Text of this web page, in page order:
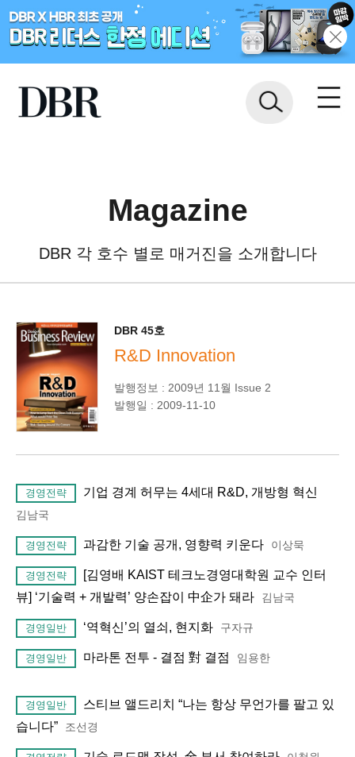
Magazine
DBR 각 호수 별로 매거진을 소개합니다
DBR 45호
R&D Innovation
발행정보 : 2009년 11월 Issue 2
발행일 : 2009-11-10
경영전략 기업 경계 허무는 4세대 R&D, 개방형 혁신
김남국
경영전략 과감한 기술 공개, 영향력 키운다 이상묵
경영전략
[김영배 KAIST 테크노경영대학원 교수 인터
뷰] ‘기술력 + 개발력’ 양손잡이 中企가 돼라
김남국
경영일반 ‘역혁신’의 열쇠, 현지화 구자규
경영일반 마라톤 전투 - 결점 對 결점 임용한
경영일반
스티브 앨드리치 “나는 항상 무언가를 팔고 있
습니다”
조선경